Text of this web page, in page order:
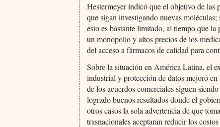
Hestermeyer indicó que el objetivo de las
que sigan investigando nuevas
esto es bastante limitado, al tiempo que
un monopolio y altos precios de los
del acceso a fármacos de calidad para
Sobre la situación en América Latina, el
industrial y protección de datos mejoró
de los acuerdos comerciales siguen
logrado buenos resultados donde el
otros casos la sola advertencia de que
trasnacionales aceptaran reducir los